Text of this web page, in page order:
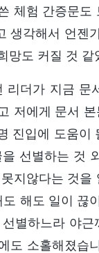
체험 간증문
생각해서 언젠
망도 커질 것 같
리더가 지금 문
저에게 문서
진입에 도움이
선별하는 것
지않다는 것
해도 일이 끊
별하느라 야
도 소홀해졌습